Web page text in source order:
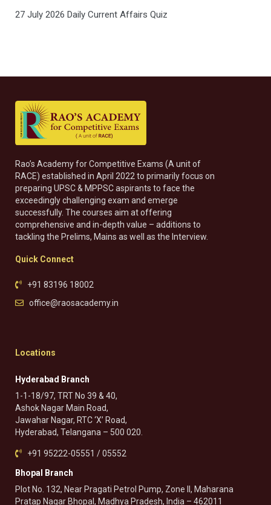
27 July 2026 Daily Current Affairs Quiz
Rao’s Academy for Competitive Exams (A unit of
RACE) established in April 2022 to primarily focus on
preparing UPSC & MPPSC aspirants to face the
exceedingly challenging exam and emerge
successfully. The courses aim at offering
comprehensive and in-depth value – additions to
tackling the Prelims, Mains as well as the Interview.
Quick Connect
+91 83196 18002
office@raosacademy.in
Locations
Hyderabad Branch
1-1-18/97, TRT No 39 & 40,
Ashok Nagar Main Road,
Jawahar Nagar, RTC ‘X’ Road,
Hyderabad, Telangana – 500 020.
+91 95222-05551 / 05552
Bhopal Branch
Plot No. 132, Near Pragati Petrol Pump, Zone II, Maharana
Pratap Nagar Bhopal, Madhya Pradesh, India – 462011